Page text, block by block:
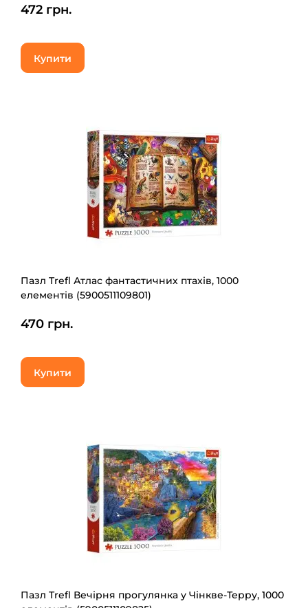
472 грн.
Купити
Пазл Trefl Атлас фантастичних птахів, 1000
елементів (5900511109801)
470 грн.
Купити
Пазл Trefl Вечірня прогулянка у Чінкве-Терру, 1000